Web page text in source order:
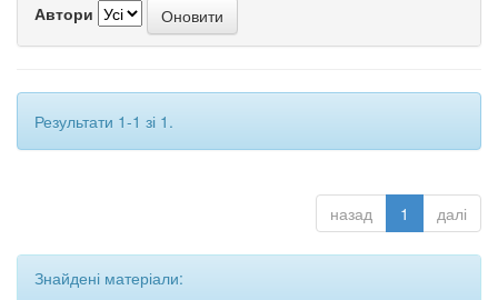
Автори
Результати 1-1 зі 1.
назад 1 далі
Знайдені матеріали: